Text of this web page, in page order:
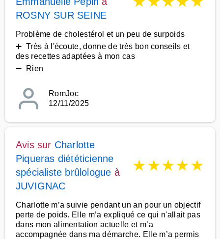
ROSNY SUR SEINE
Problème de cholestérol et un peu de surpoids
➕ Très à l'écoute, donne de très bon conseils et
des recettes adaptées à mon cas
➖ Rien
RomJoc
12/11/2025
Avis sur Charlotte
Piqueras diététicienne
spécialiste brûlologue à
JUVIGNAC
★★★★★
Charlotte m’a suivie pendant un an pour un objectif
perte de poids. Elle m’a expliqué ce qui n'allait pas
dans mon alimentation actuelle et m’a
accompagnée dans ma démarche. Elle m’a permis